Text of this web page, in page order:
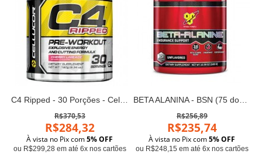
C4 Ripped - 30 Porções - Cellucor
R$370,53
R$284,32
À vista no Pix com5% OFF
ou R$299,28 em até 6x nos cartões
BETA ALANINA - BSN (75 doses)
R$256,89
R$235,74
À vista no Pix com5% OFF
ou R$248,15 em até 6x nos cartões